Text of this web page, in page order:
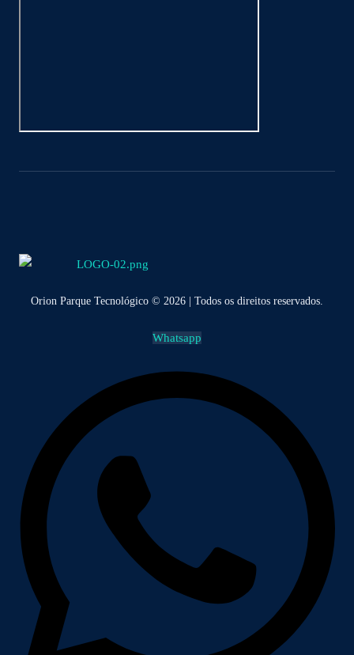
Orion Parque Tecnológico © 2026 | Todos os direitos reservados.
Whatsapp